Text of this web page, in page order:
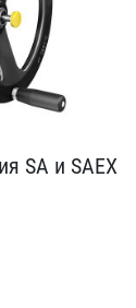
SA и SAЕХ